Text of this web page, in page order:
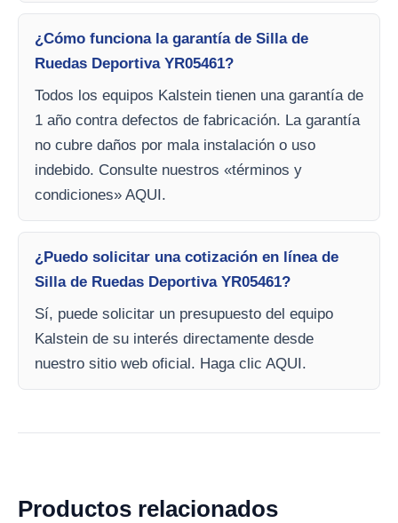
¿Cómo funciona la garantía de Silla de
Ruedas Deportiva YR05461?
Todos los equipos Kalstein tienen una garantía de
1 año contra defectos de fabricación. La garantía
no cubre daños por mala instalación o uso
indebido. Consulte nuestros «términos y
condiciones» AQUI.
¿Puedo solicitar una cotización en línea de
Silla de Ruedas Deportiva YR05461?
Sí, puede solicitar un presupuesto del equipo
Kalstein de su interés directamente desde
nuestro sitio web oficial. Haga clic AQUI.
Productos relacionados